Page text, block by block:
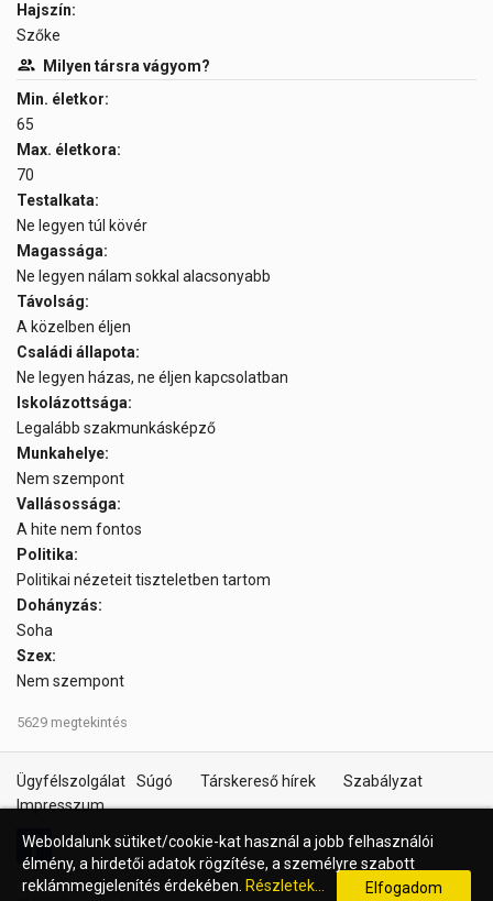
Hajszín:
Szőke
Milyen társra vágyom?
Min. életkor:
65
Max. életkora:
70
Testalkata:
Ne legyen túl kövér
Magassága:
Ne legyen nálam sokkal alacsonyabb
Távolság:
A közelben éljen
Családi állapota:
Ne legyen házas, ne éljen kapcsolatban
Iskolázottsága:
Legalább szakmunkásképző
Munkahelye:
Nem szempont
Vallásossága:
A hite nem fontos
Politika:
Politikai nézeteit tiszteletben tartom
Dohányzás:
Soha
Szex:
Nem szempont
5629 megtekintés
Ügyfélszolgálat Súgó Társkereső hírek
Szabályzat
Impresszum
Weboldalunk sütiket/cookie-kat használ a jobb felhasználói
élmény, a hirdetői adatok rögzítése, a személyre szabott
reklámmegjelenítés érdekében. Részletek... Elfogadom